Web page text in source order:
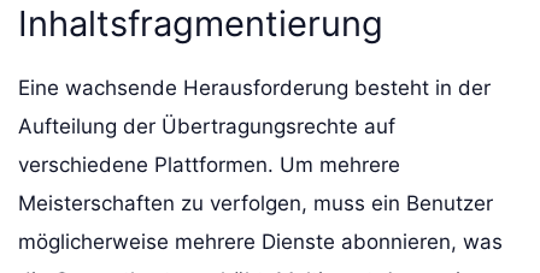
Inhaltsfragmentierung
Eine wachsende Herausforderung besteht in der
Aufteilung der Übertragungsrechte auf
verschiedene Plattformen. Um mehrere
Meisterschaften zu verfolgen, muss ein Benutzer
möglicherweise mehrere Dienste abonnieren, was